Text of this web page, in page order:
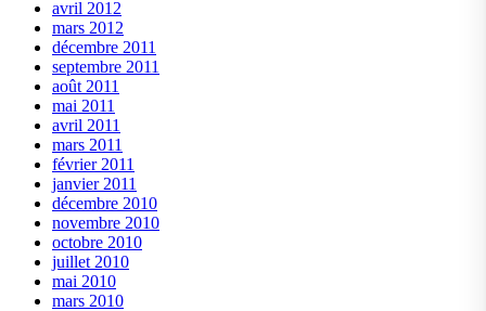
avril 2012
mars 2012
décembre 2011
septembre 2011
août 2011
mai 2011
avril 2011
mars 2011
février 2011
janvier 2011
décembre 2010
novembre 2010
octobre 2010
juillet 2010
mai 2010
mars 2010